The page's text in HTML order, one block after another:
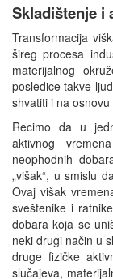
Skladištenje i
Transformacija
šireg procesa
materijalnog
posledice takve
shvatiti i na
Recimo da u
aktivnog
neophodnih
„višak“, u smislu
Ovaj višak
sveštenike i
dobara koja se
neki drugi način u
druge fizičke
slučajeva,